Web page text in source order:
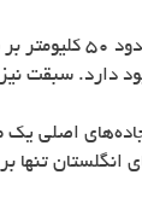
دارد. سبقت
اصلی یک
انگلستان تنها